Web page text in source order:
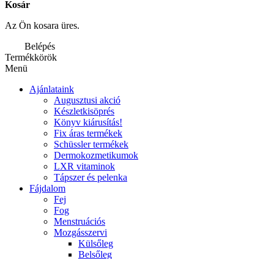
Kosár
Az Ön kosara üres.
Belépés
Termékkörök
Menü
Ajánlataink
Augusztusi akció
Készletkisöprés
Könyv kiárusítás!
Fix áras termékek
Schüssler termékek
Dermokozmetikumok
LXR vitaminok
Tápszer és pelenka
Fájdalom
Fej
Fog
Menstruációs
Mozgásszervi
Külsőleg
Belsőleg